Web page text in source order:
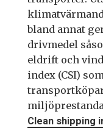
bland annat
drivmedel
eldrift och
index (CSI)
Clean shipping